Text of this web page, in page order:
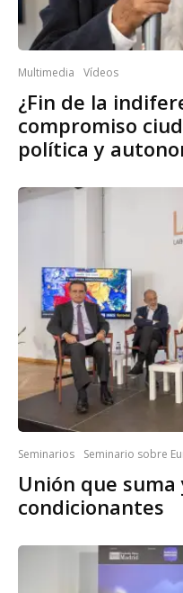
Multimedia Vídeos
¿Fin de la
compromiso
política y
Seminarios Seminario sobre
Unión que suma
condicionantes